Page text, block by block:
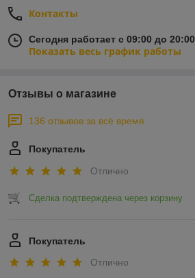
Контакты
Сегодня работает с 09:00 до 20:00
Показать весь график работы
Отзывы о магазине
136 отзывов за всё время
Покупатель
Отлично
Сделка подтверждена через корзину
Покупатель
Отлично